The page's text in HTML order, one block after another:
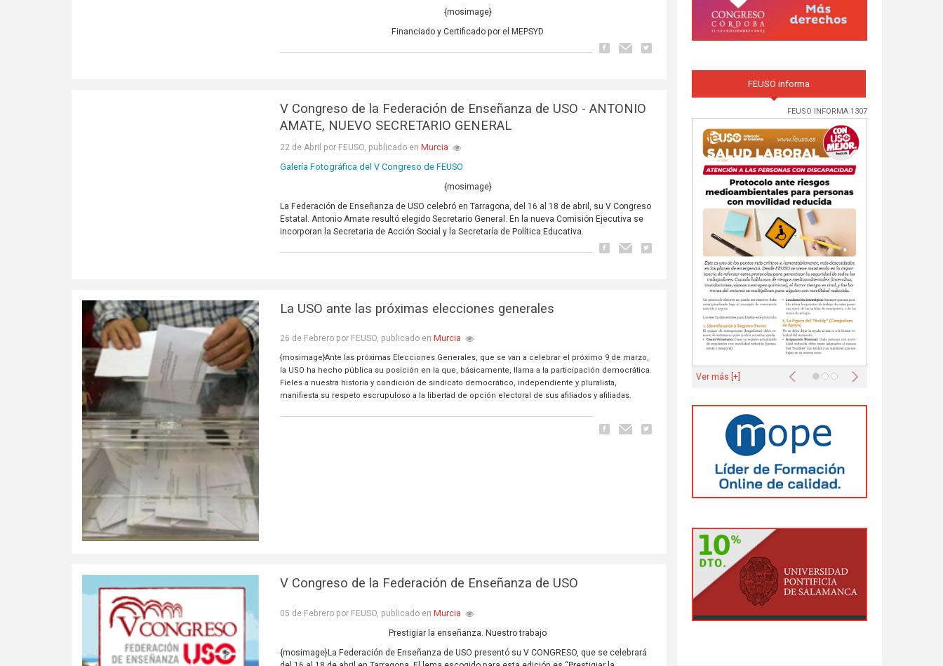
{mosimage}
Financiado y Certificado por el MEPSYD
V Congreso de la Federación de Enseñanza de USO - ANTONIO
AMATE, NUEVO SECRETARIO GENERAL
22 de Abril por FEUSO, publicado en Murcia
Galería Fotográfica del V Congreso de FEUSO
{mosimage}
La Federación de Enseñanza de USO celebró en Tarragona, del 16 al 18 de abril, su V Congreso
Estatal. Antonio Amate resultó elegido Secretario General. En la nueva Comisión Ejecutiva se
incorporan la Secretaria de Acción Social y la Secretaría de Política Educativa.
La USO ante las próximas elecciones generales
26 de Febrero por FEUSO, publicado en Murcia
{mosimage}Ante las próximas Elecciones Generales, que se van a celebrar el próximo 9 de marzo,
la USO ha hecho pública su posición en la que, básicamente, llama a la participación democrática.
Fieles a nuestra historia y condición de sindicato democrático, independiente y pluralista,
manifiesta su respeto escrupuloso a la libertad de opción electoral de sus afiliados y afiliadas.
V Congreso de la Federación de Enseñanza de USO
05 de Febrero por FEUSO, publicado enMurcia
Prestigiar la enseñanza. Nuestro trabajo
{mosimage}La Federación de Enseñanza de USO presentó su V CONGRESO, que se celebrará
FEUSO informa
FEUSO INFORMA 1307
Anterior Siguiente
Ver más [+]